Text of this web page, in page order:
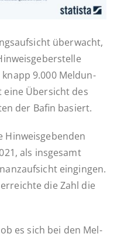
über­wacht,
9.000 Mel­dun­
eine Über­sicht des
der Bafin basiert.
Hin­weis­ge­ben­den
als ins­ge­samt
ein­gin­gen.
die Zahl die
es sich bei den Mel­